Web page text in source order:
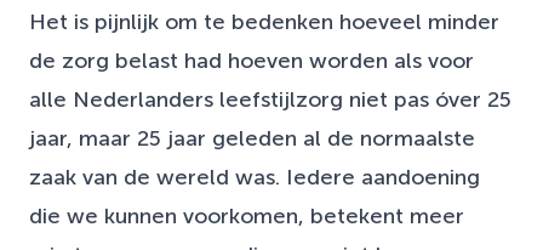
Het is pijnlijk om te bedenken hoeveel minder
de zorg belast had hoeven worden als voor
alle Nederlanders leefstijlzorg niet pas óver 25
jaar, maar 25 jaar geleden al de normaalste
zaak van de wereld was. Iedere aandoening
die we kunnen voorkomen, betekent meer